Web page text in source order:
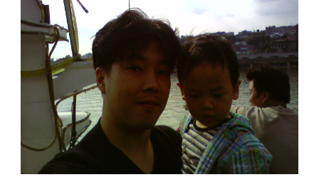
녕
눅
AnNyung
Firefox
Mozilla